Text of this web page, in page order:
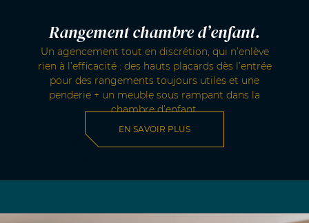
Rangement chambre d’enfant.
Un agencement tout en discrétion, qui n’enlève
rien à l’efficacité : des hauts placards dès l’entrée
pour des rangements toujours utiles et une
penderie + un meuble sous rampant dans la
chambre d’enfant.
EN SAVOIR PLUS